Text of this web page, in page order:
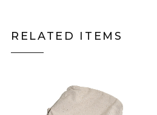
RELATED ITEMS